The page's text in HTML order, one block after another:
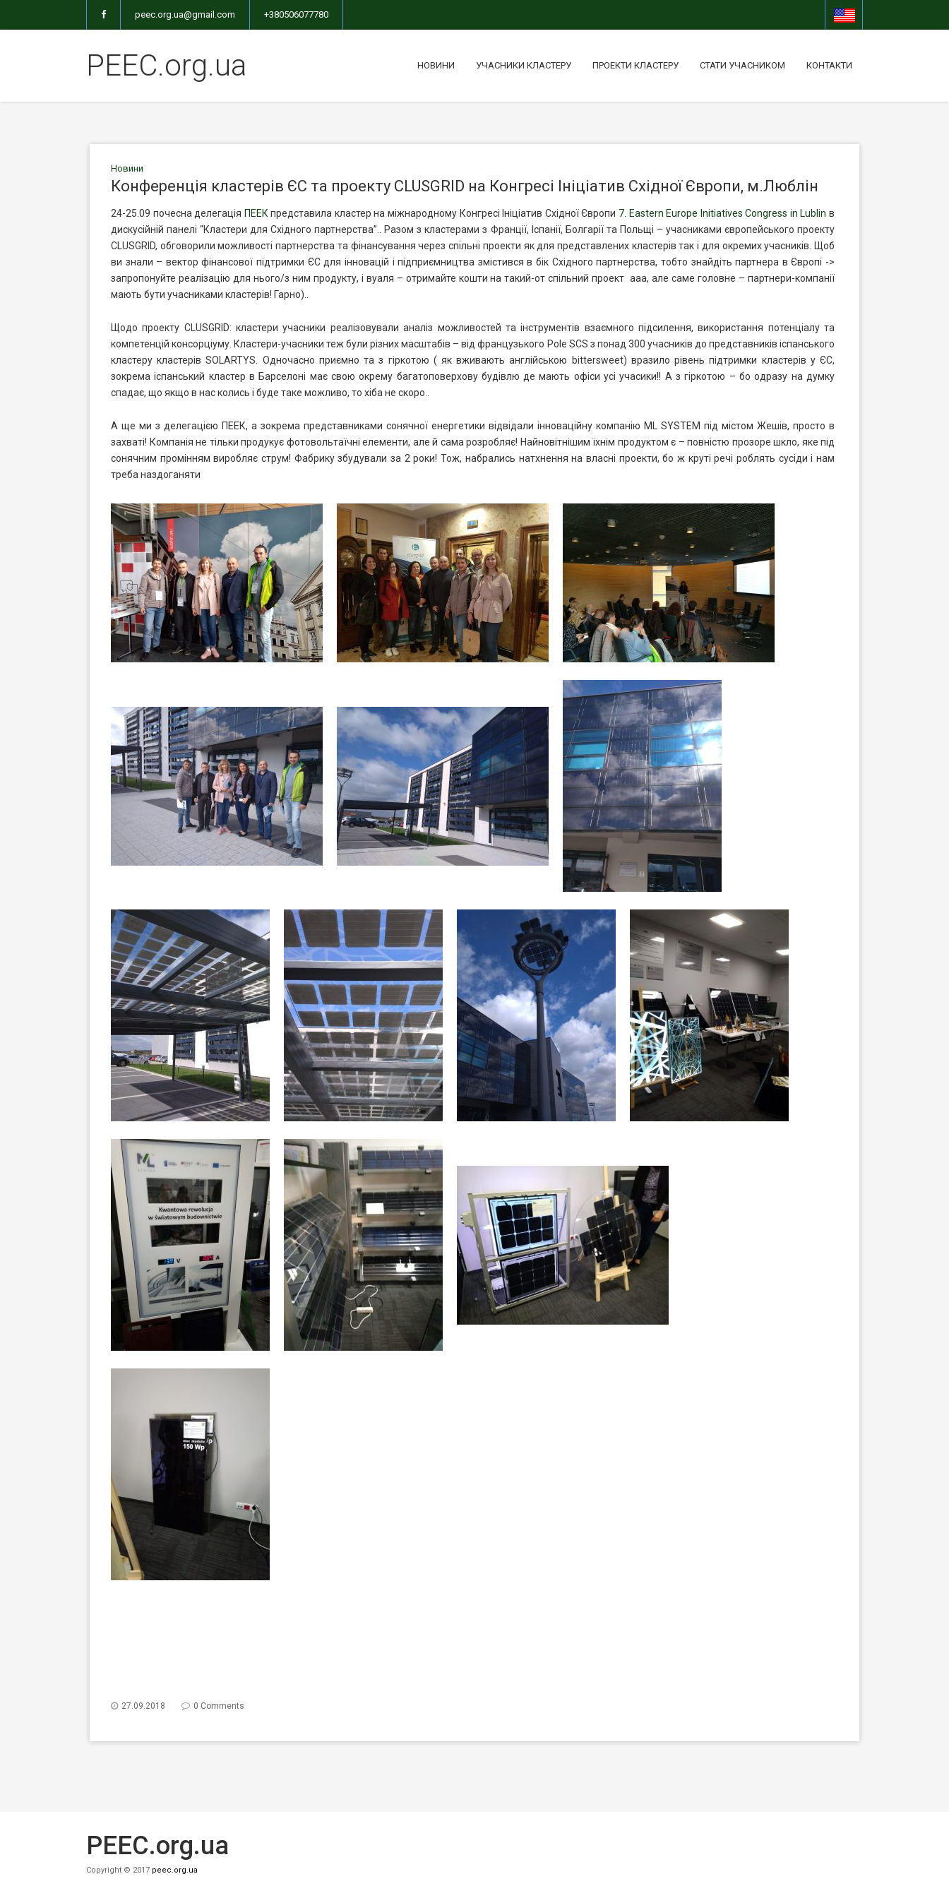
peec.org.ua@gmail.com +380506077780
PEEC.org.ua НОВИНИ УЧАСНИКИ КЛАСТЕРУ ПРОЕКТИ КЛАСТЕРУ СТАТИ УЧАСНИКОМ КОНТАКТИ
Новини
Конференція кластерів ЄС та проекту CLUSGRID на Конгресі Ініціатив Східної Європи, м.Люблін
24-25.09 почесна делегація ПЕЕК представила кластер на міжнародному Конгресі Ініціатив Східної Європи 7. Eastern Europe Initiatives Congress in Lublin в
дискусійній панелі “Кластери для Східного партнерства”.. Разом з кластерами з Франції, Іспанії, Болгарії та Польщі – учасниками європейського проекту
CLUSGRID, обговорили можливості партнерства та фінансування через спільні проекти як для представлених кластерів так і для окремих учасників. Щоб
ви знали – вектор фінансової підтримки ЄС для інновацій і підприємництва змістився в бік Східного партнерства, тобто знайдіть партнера в Європі ->
запропонуйте реалізацію для нього/з ним продукту, і вуаля – отримайте кошти на такий-от спільний проект ааа, але саме головне – партнери-компанії
мають бути учасниками кластерів! Гарно)..
Щодо проекту CLUSGRID: кластери учасники реалізовували аналіз можливостей та інструментів взаємного підсилення, використання потенціалу та
компетенцій консорціуму. Кластери-учасники теж були різних масштабів – від французького Pole SCS з понад 300 учасників до представників іспанського
кластеру кластерів SOLARTYS. Одночасно приємно та з гіркотою ( як вживають англійською
bittersweet) вразило рівень підтримки кластерів у ЄС,
зокрема іспанський кластер в Барселоні має свою окрему багатоповерхову будівлю де мають офіси усі учасики!! А з гіркотою – бо одразу на думку
спадає, що якщо в нас колись і буде таке можливо, то хіба не скоро..
А ще ми з делегацією ПЕЕК, а зокрема представниками сонячної енергетики відвідали інноваційну компанію ML SYSTEM під містом Жешів, просто в
захваті! Компанія не тільки продукує фотовольтаїчні елементи, але й сама розробляє! Найновітнішим їхнім продуктом є – повністю прозоре шкло, яке під
сонячним промінням виробляє струм! Фабрику збудували за 2 роки! Тож, набрались натхнення на власні проекти, бо ж круті речі роблять сусіди і нам
треба наздоганяти
27.09.2018 0 Comments
PEEC.org.ua
Copyright © 2017 peec.org.ua